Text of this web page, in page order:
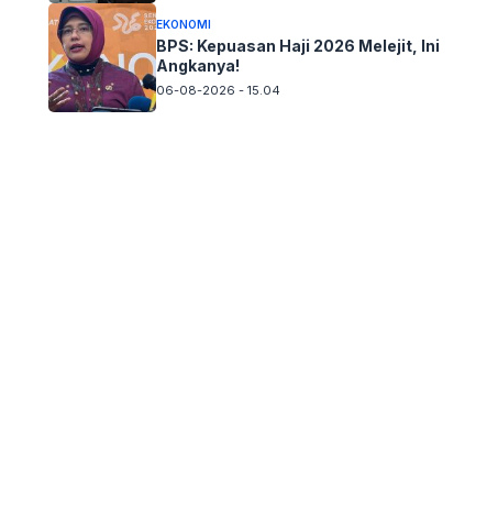
EKONOMI
BPS: Kepuasan Haji 2026 Melejit, Ini
Angkanya!
06-08-2026 - 15.04